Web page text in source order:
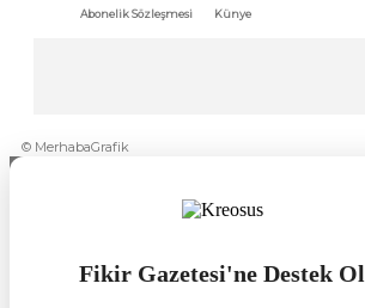
Abonelik Sözleşmesi Künye
© MerhabaGrafik
Fikir Gazetesi'ne Destek Ol